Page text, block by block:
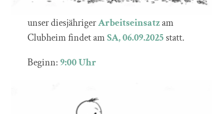
unser diesjährigerArbeitseinsatzam
Clubheim findet amSA, 06.09.2025 statt.
Beginn:9:00 Uhr